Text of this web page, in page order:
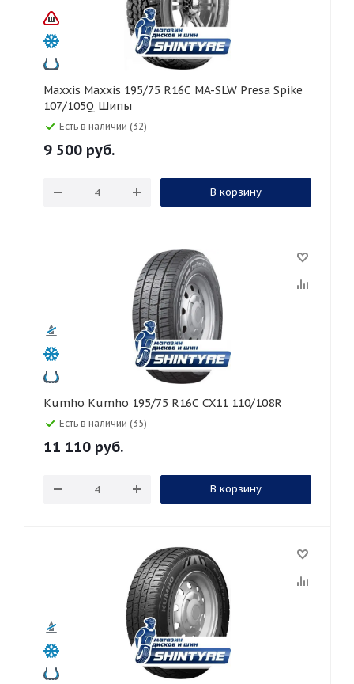
Maxxis Maxxis 195/75 R16C MA-SLW Presa Spike
107/105Q Шипы
Есть в наличии (32)
9 500 руб.
В корзину
Kumho Kumho 195/75 R16C CX11 110/108R
Есть в наличии (35)
11 110 руб.
В корзину